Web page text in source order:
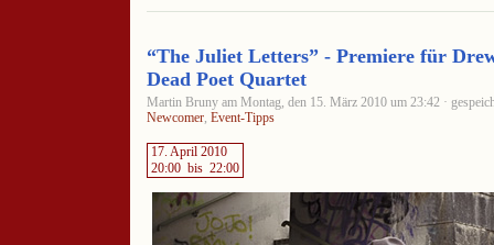
“The Juliet Letters” - Premiere für
Dead Poet Quartet
Martin Bruny am Montag, den 15. März 2010 um 23:42 ·
Newcomer, Event-Tipps
17. April 2010
20:00 bis 22:00